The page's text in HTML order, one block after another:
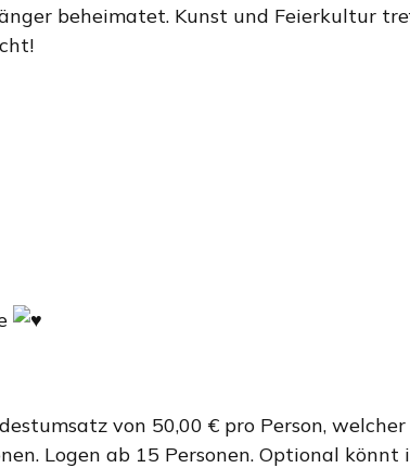
beheimatet. Kunst und Feierkultur
von 50,00 € pro Person,
Logen ab 15 Personen. Optional könnt